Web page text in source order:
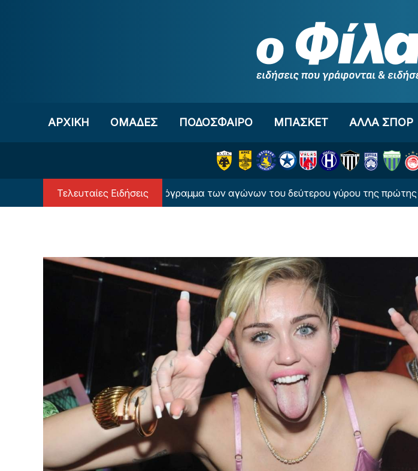
ΑΡΧΙΚΗ OΜΑΔΕΣ ΠΟΔΟΣΦΑΙΡΟ ΜΠΑΣΚΕΤ ΑΛΛΑ ΣΠΟΡ
Τελευταίες Ειδήσεις
Ελλάδας: Το πρόγραμμα των αγώνων του δεύτερου γύρου της πρώτης φάσης